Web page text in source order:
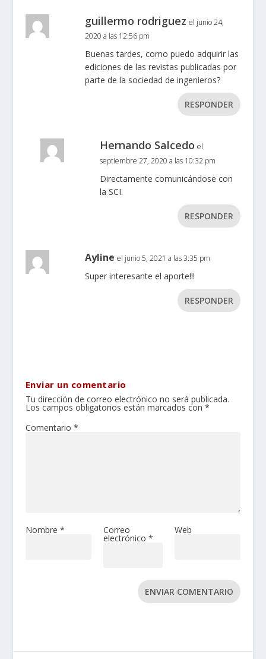
guillermo rodriguez el junio 24,
2020 a las 12:56 pm
Buenas tardes, como puedo adquirir las
ediciones de las revistas publicadas por
parte de la sociedad de ingenieros?
RESPONDER
Hernando Salcedo el
septiembre 27, 2020 a las 10:32 pm
Directamente comunicándose con
la SCI.
RESPONDER
Ayline el junio 5, 2021 a las 3:35 pm
Super interesante el aporte!!!
RESPONDER
Enviar un comentario
Tu dirección de correo electrónico no será publicada.
Los campos obligatorios están marcados con *
Comentario *
Nombre * Correo
electrónico *
Web
ENVIAR COMENTARIO